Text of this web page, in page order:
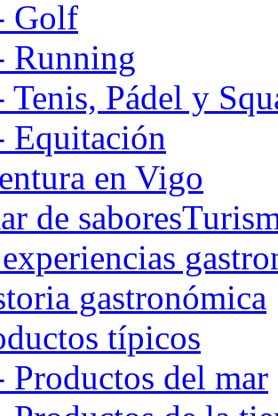
Golf
Running
Tenis, Pádel y
Equitación
en Vigo
de sabores
gastronómica
típicos
Productos del mar